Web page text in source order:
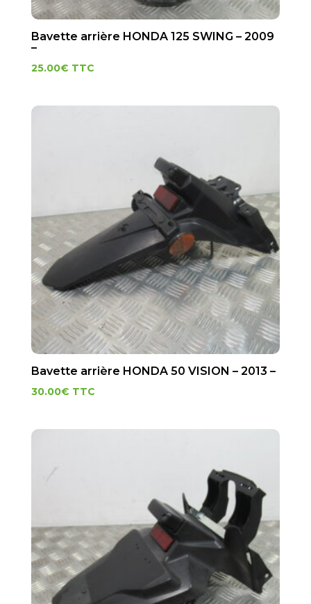
Bavette arrière HONDA 125 SWING – 2009
–
25.00€ TTC
Bavette arrière HONDA 50 VISION – 2013 –
30.00€ TTC